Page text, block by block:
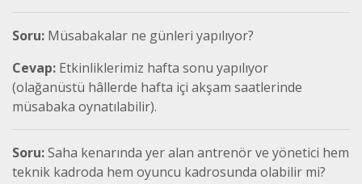
Soru: Müsabakalar ne günleri yapılıyor?
Cevap: Etkinliklerimiz hafta sonu yapılıyor
(olağanüstü hâllerde hafta içi akşam saatlerinde
müsabaka oynatılabilir).
Soru:Saha kenarında yer alan antrenör ve yönetici hem
teknik kadroda hem oyuncu kadrosunda olabilir mi?